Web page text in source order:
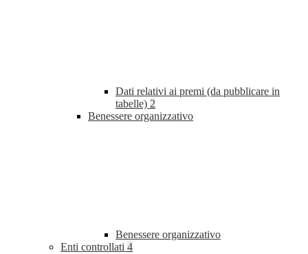
Dati relativi ai premi (da pubblicare in
tabelle) 2
Benessere organizzativo
Benessere organizzativo
Enti controllati 4